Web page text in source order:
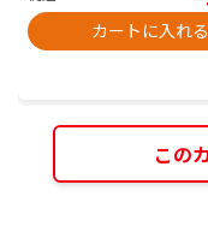
カートに入れる
この